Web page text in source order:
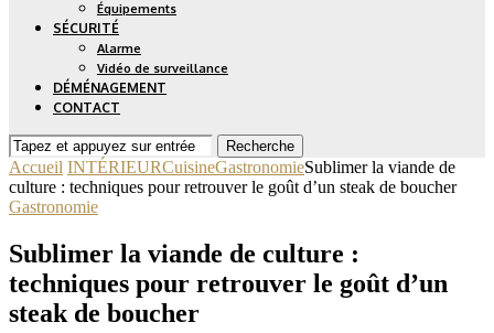
Équipements
SÉCURITÉ
Alarme
Vidéo de surveillance
DÉMÉNAGEMENT
CONTACT
Recherche
Accueil INTÉRIEURCuisineGastronomieSublimer la viande de
culture : techniques pour retrouver le goût d’un steak de boucher
Gastronomie
Sublimer la viande de culture :
techniques pour retrouver le goût d’un
steak de boucher